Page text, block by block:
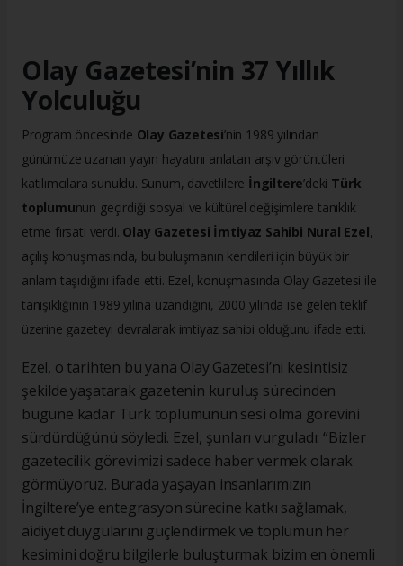
Olay Gazetesi’nin 37 Yıllık
Yolculuğu
Program öncesinde Olay Gazetesi’nin 1989 yılından
günümüze uzanan yayın hayatını anlatan arşiv görüntüleri
katılımcılara sunuldu. Sunum, davetlilere İngiltere’deki Türk
toplumunun geçirdiği sosyal ve kültürel değişimlere tanıklık
etme fırsatı verdi. Olay Gazetesi İmtiyaz Sahibi Nural Ezel,
açılış konuşmasında, bu buluşmanın kendileri için büyük bir
anlam taşıdığını ifade etti. Ezel, konuşmasında Olay Gazetesi ile
tanışıklığının 1989 yılına uzandığını, 2000 yılında ise gelen teklif
üzerine gazeteyi devralarak imtiyaz sahibi olduğunu ifade etti.
Ezel, o tarihten bu yana Olay Gazetesi’ni kesintisiz
şekilde yaşatarak gazetenin kuruluş sürecinden
bugüne kadar Türk toplumunun sesi olma görevini
sürdürdüğünü söyledi. Ezel, şunları vurguladı: “Bizler
gazetecilik görevimizi sadece haber vermek olarak
görmüyoruz. Burada yaşayan insanlarımızın
İngiltere’ye entegrasyon sürecine katkı sağlamak,
aidiyet duygularını güçlendirmek ve toplumun her
kesimini doğru bilgilerle buluşturmak bizim en önemli